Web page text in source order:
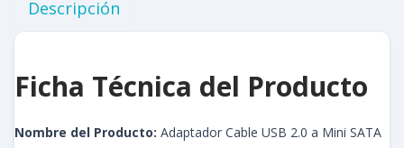
Descripción
Ficha Técnica del Producto
Nombre del Producto: Adaptador Cable USB 2.0 a Mini SATA